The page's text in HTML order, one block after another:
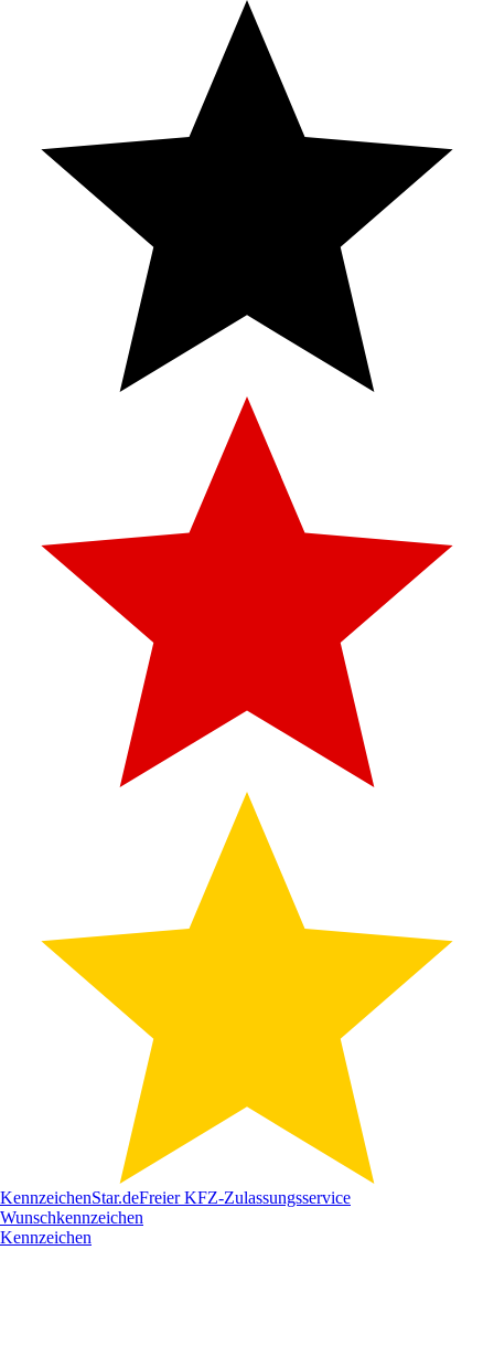
KennzeichenStar.deFreier KFZ-Zulassungsservice
Wunschkennzeichen
Kennzeichen